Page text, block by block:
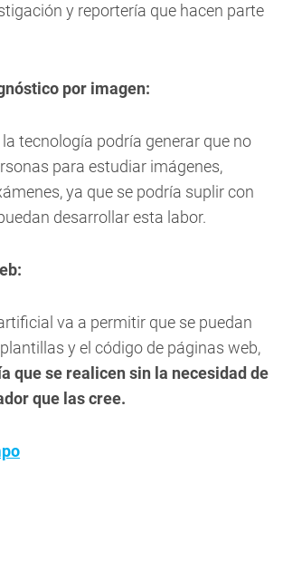
y reportería que hacen parte
por imagen:
tecnología podría generar que no
para estudiar imágenes,
ya que se podría suplir con
desarrollar esta labor.
va a permitir que se puedan
y el código de páginas web,
que se realicen sin la necesidad de
que las cree.